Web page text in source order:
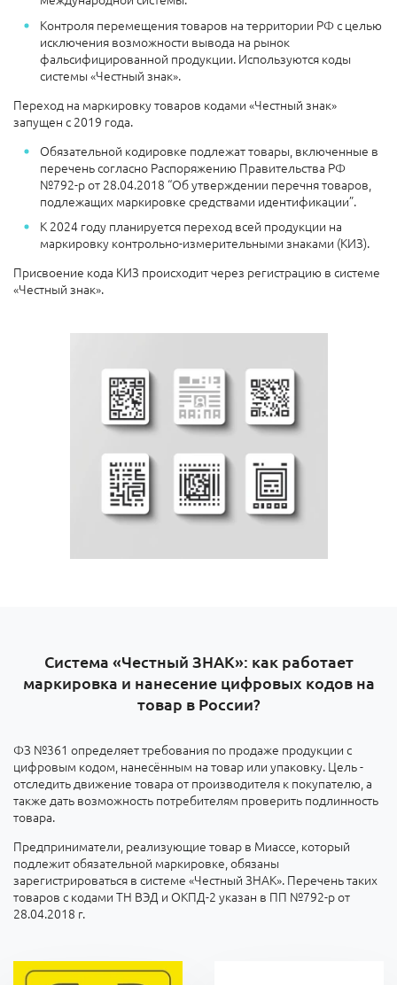
Контроля перемещения товаров на территории РФ с целью
исключения возможности вывода на рынок
фальсифицированной продукции. Используются коды
системы «Честный знак».
Переход на маркировку товаров кодами «Честный знак»
запущен с 2019 года.
Обязательной кодировке подлежат товары, включенные в
перечень согласно Распоряжению Правительства РФ
№792-р от 28.04.2018 “Об утверждении перечня товаров,
подлежащих маркировке средствами идентификации”.
К 2024 году планируется переход всей продукции на
маркировку контрольно-измерительными знаками (КИЗ).
Присвоение кода КИЗ происходит через регистрацию в системе
«Честный знак».
Система «Честный ЗНАК»: как работает
маркировка и нанесение цифровых кодов на
товар в России?
ФЗ №361 определяет требования по продаже продукции с
цифровым кодом, нанесённым на товар или упаковку. Цель -
отследить движение товара от производителя к покупателю, а
также дать возможность потребителям проверить подлинность
товара.
Предприниматели, реализующие товар в Миассе, который
подлежит обязательной маркировке, обязаны
зарегистрироваться в системе «Честный ЗНАК». Перечень таких
товаров с кодами ТН ВЭД и ОКПД-2 указан в ПП №792-р от
28.04.2018 г.